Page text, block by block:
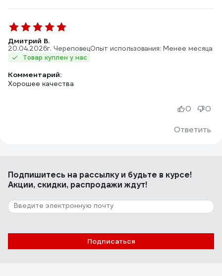
Дмитрий В.
20.04.2026г. ЧереповецОпыт использования: Менее месяца
Товар куплен у нас
Комментарий:
Хорошее качества
Ответить
0 0
Подпишитесь на рассылкуи будьте в курсе!
Акции, скидки, распродажи ждут!
Подписаться